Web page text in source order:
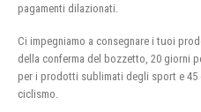
pagamenti dilazionati.
Ci impegniamo a consegnare i tuoi
della conferma del bozzetto, 20 giorni
per i prodotti sublimati degli sport e
ciclismo.